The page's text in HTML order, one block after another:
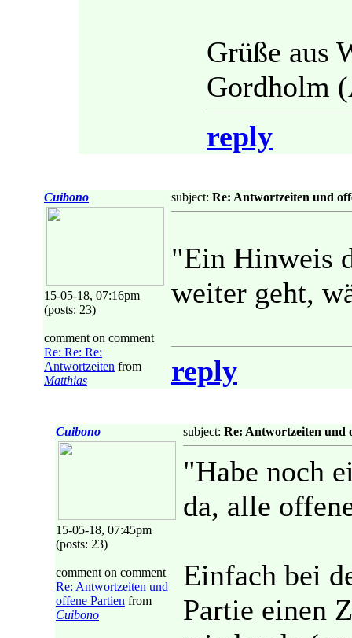
Grüße aus
Gordholm
reply
Cuibono
15-05-18, 07:16pm
(posts: 23)
comment on comment
Re: Re: Re:
Antwortzeiten from
Matthias
subject: Re: Antwortzeiten und
"Ein Hinweis
weiter geht,
reply
Cuibono
15-05-18, 07:45pm
(posts: 23)
comment on comment
Re: Antwortzeiten und
offene Partien from
Cuibono
subject: Re: Antwortzeiten und
"Habe noch
da, alle
Einfach bei
Partie einen